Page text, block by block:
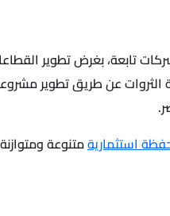
تابعة، بغرض تطوير
الثروات عن طريق تطوير
استثماريةمتنوعة